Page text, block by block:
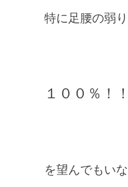
特に足腰の弱
１００％！！
を望んでもい